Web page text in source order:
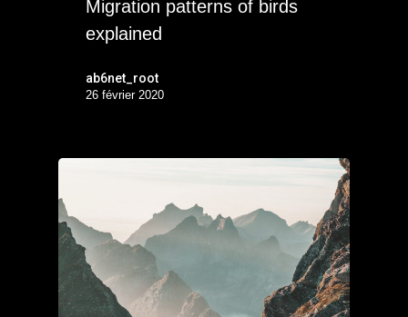
Migration patterns of birds
explained
ab6net_root
26 février 2020